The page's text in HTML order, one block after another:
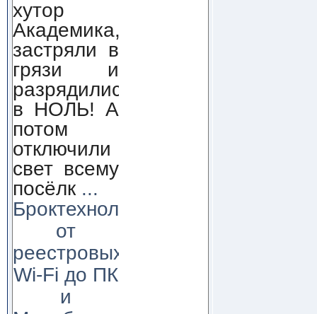
хутор
Академика,
застряли в
грязи и
разрядились
в НОЛЬ! А
потом
отключили
свет всему
посёлк ...
Броктехнолоджи:
от
реестровых
Wi-Fi до ПК
и